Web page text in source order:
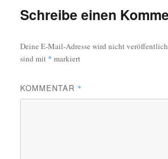
Schreibe einen
Deine E-Mail-Adresse wird nicht
sind mit * markiert
KOMMENTAR *